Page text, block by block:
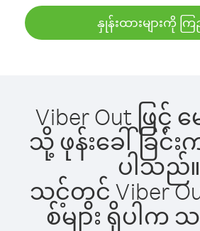
နှုန်းထားများကို ကြ
Viber Out ဖြင့်
သို့ ဖုန်းခေါ်ခြ
ပါသည်။
သင့်တွင် Viber
စ်များ ရှိပါ